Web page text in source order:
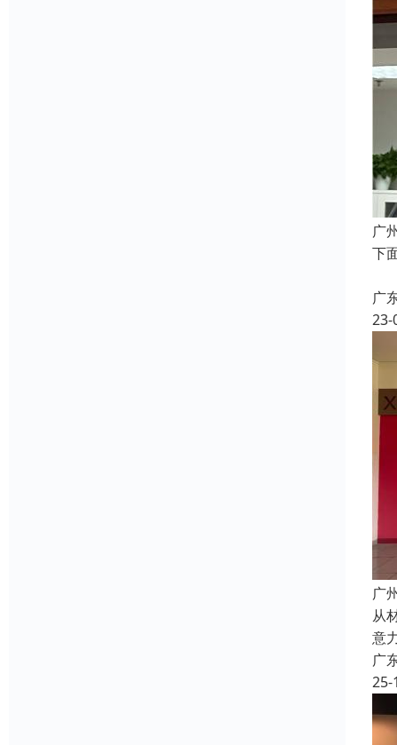
广
下
广
23-
广
从
意
广
25-